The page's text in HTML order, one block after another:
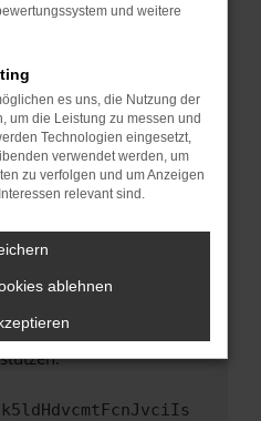
neuesten Stand
nicht nur ein
kann auch dazu
Funktionen nicht mehr
Webseitenbetreiber.
Schritte versucht
Wir werden
um uns bei der
und weitere
es uns, die Nutzung der
um die Leistung zu messen und
Technologien eingesetzt,
verwendet werden, um
zu verfolgen und um Anzeigen
relevant sind.
ablehnen